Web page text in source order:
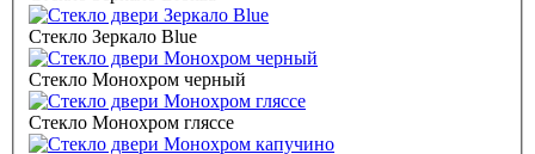
Стекло Зеркало Blue
Стекло Монохром черный
Стекло Монохром гляссе